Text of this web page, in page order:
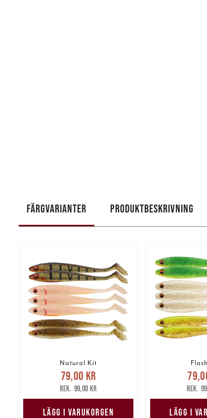
FÄRGVARIANTER PRODUKTBESKRIVNING
Natural Kit
Nuvarande pris
79,00 krTidigare pris
99,00 kr
79,00 kr
99,00 kr
LÄGG I VARUKORGEN
79,00 kr
LÄGG I